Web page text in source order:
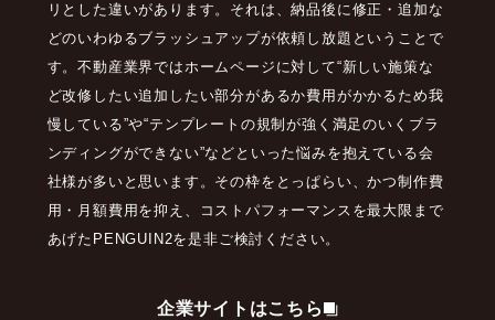
リとした違いがあります。それは、納品後に修正・追加な
どのいわゆるブラッシュアップが依頼し放題ということで
す。不動産業界ではホームページに対して“新しい施策な
ど改修したい追加したい部分があるか費用がかかるため我
慢している”や“テンプレートの規制が強く満足のいくブラ
ンディングができない”などといった悩みを抱えている会
社様が多いと思います。その枠をとっぱらい、かつ制作費
用・月額費用を抑え、コストパフォーマンスを最大限まで
あげたPENGUIN2を是非ご検討ください。
企業サイトはこちら